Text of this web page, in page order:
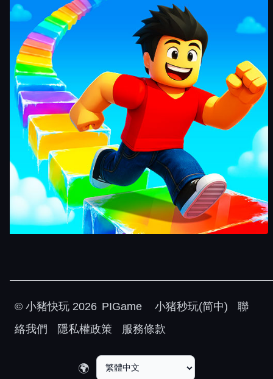
© 小豬快玩 2026 PIGame 小猪秒玩(简中)
聯
絡我們
隱私權政策 服務條款
🌍